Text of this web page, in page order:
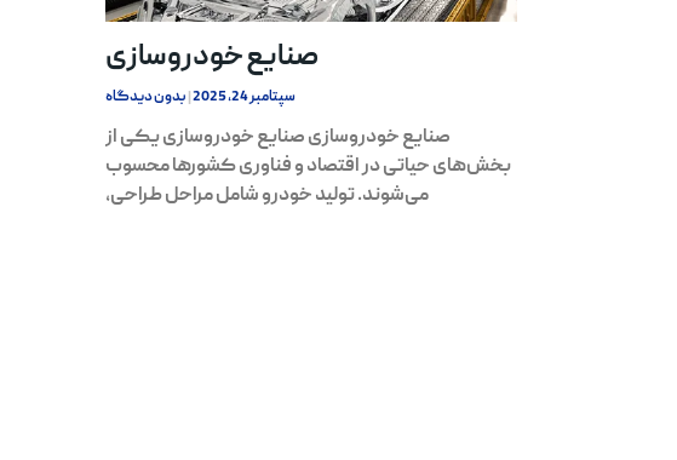
صنایع خودروسازی
سپتامبر 24, 2025 بدون دیدگاه
صنایع خودروسازی صنایع خودروسازی یکی از
بخش‌های حیاتی در اقتصاد و فناوری کشورها محسوب
می‌شوند. تولید خودرو شامل مراحل طراحی،